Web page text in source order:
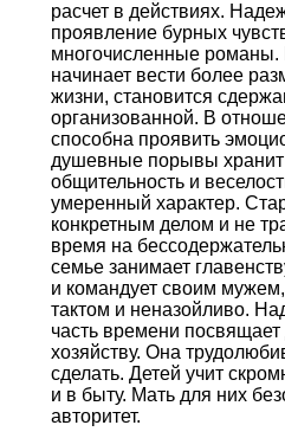
расчет в действиях.
проявление бурных
многочисленные
начинает вести более
жизни, становится
организованной. В
способна проявить
душевные порывы хранит
общительность и
умеренный характер.
конкретным делом и не
время на
семье занимает
и командует своим мужем,
тактом и неназойливо.
часть времени
хозяйству. Она
сделать. Детей учит
и в быту. Мать для них
авторитет.